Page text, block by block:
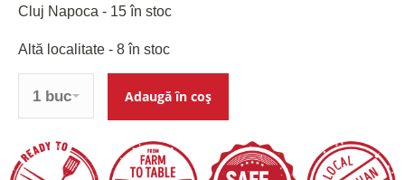
Cluj Napoca - 15 în stoc
Altă localitate - 8 în stoc
Adaugă în coș